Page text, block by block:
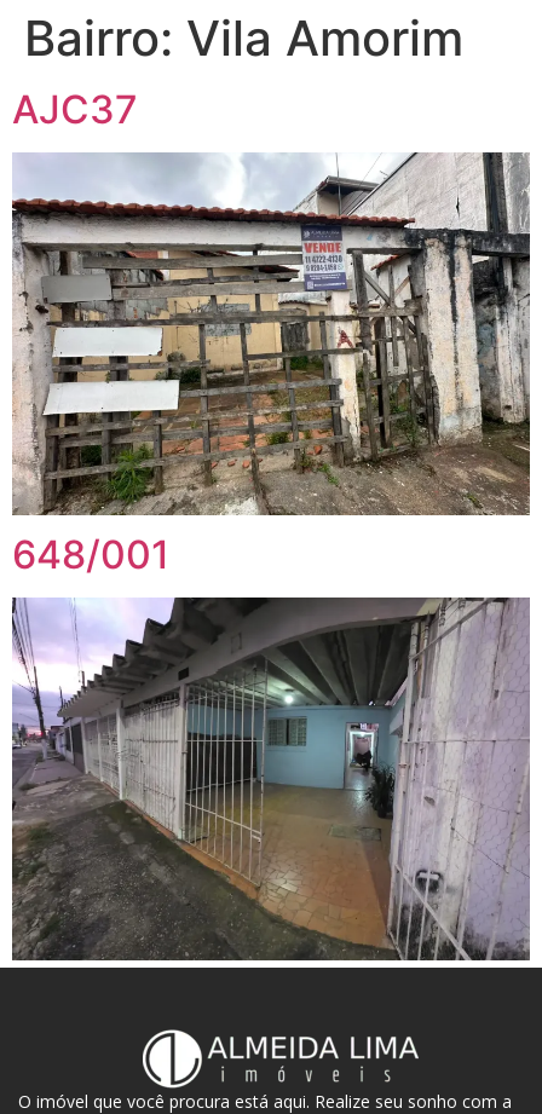
Bairro: Vila Amorim
AJC37
648/001
O imóvel que você procura está aqui. Realize seu sonho com a